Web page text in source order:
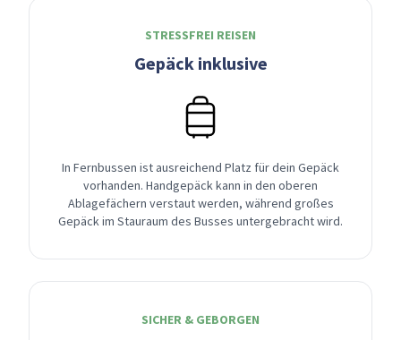
STRESSFREI REISEN
Gepäck inklusive
In Fernbussen ist ausreichend Platz für dein Gepäck
vorhanden. Handgepäck kann in den oberen
Ablagefächern verstaut werden, während großes
Gepäck im Stauraum des Busses untergebracht wird.
SICHER & GEBORGEN